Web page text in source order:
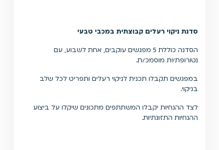
סדנת ניקוי רעלים קבוצתית במכבי טבעי
הסדנה כוללת 5 מפגשים עוקבים, אחת לשבוע, עם
נטורופת/ית מוסמכ/ת.
במפגשים תקבלו תכנית לניקוי רעלים ותפריט לכל שלב
בניקוי.
לצד ההנחיות יקבלו המשתתפים מתכונים שיקלו על ביצוע
ההנחיות התזונתיות.